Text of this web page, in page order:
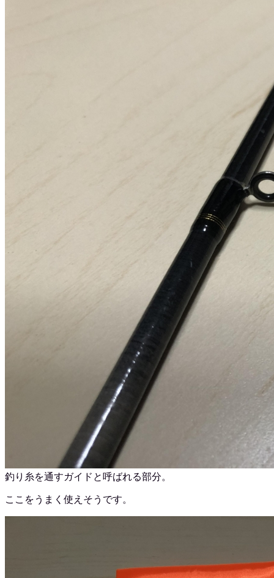
釣り糸を通すガイドと呼ばれる部分。
ここをうまく使えそうです。